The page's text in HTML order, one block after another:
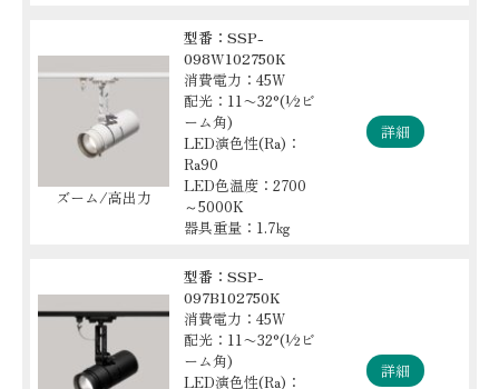
ズーム/高出力
型番：SSP-
098W102750K
消費電力：45W
配光：11〜32°(½ビ
ーム角)
LED演色性(Ra)：
Ra90
LED色温度：2700
～5000K
器具重量：1.7㎏
詳細
型番：SSP-
097B102750K
消費電力：45W
配光：11〜32°(½ビ
ーム角)
LED演色性(Ra)：
詳細